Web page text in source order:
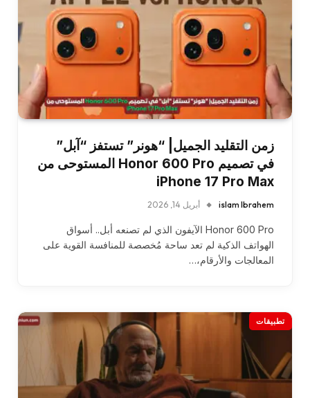
زمن التقليد الجميل| “هونر” تستفز “آبل”
في تصميم Honor 600 Pro المستوحى من
iPhone 17 Pro Max
islam Ibrahem أبريل 14, 2026
Honor 600 Pro الآيفون الذي لم تصنعه أبل.. أسواق
الهواتف الذكية لم تعد ساحة مُخصصة للمنافسة القوية على
المعالجات والأرقام،…
تطبيقات